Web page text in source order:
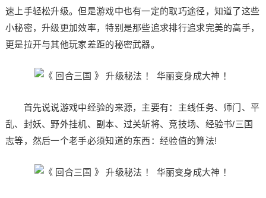
速上手轻松升级。但是游戏中也有一定的取巧途径，知道了这些
小秘密，升级更加效率，特别是那些追求排行追求完美的高手，
更是拉开与其他玩家差距的秘密武器。
首先说说游戏中经验的来源，主要有：主线任务、师门、平
乱、封妖、野外挂机、副本、过关斩将、竞技场、经验书/三国
志等，然后一个老手必须知道的东西：经验值的算法!